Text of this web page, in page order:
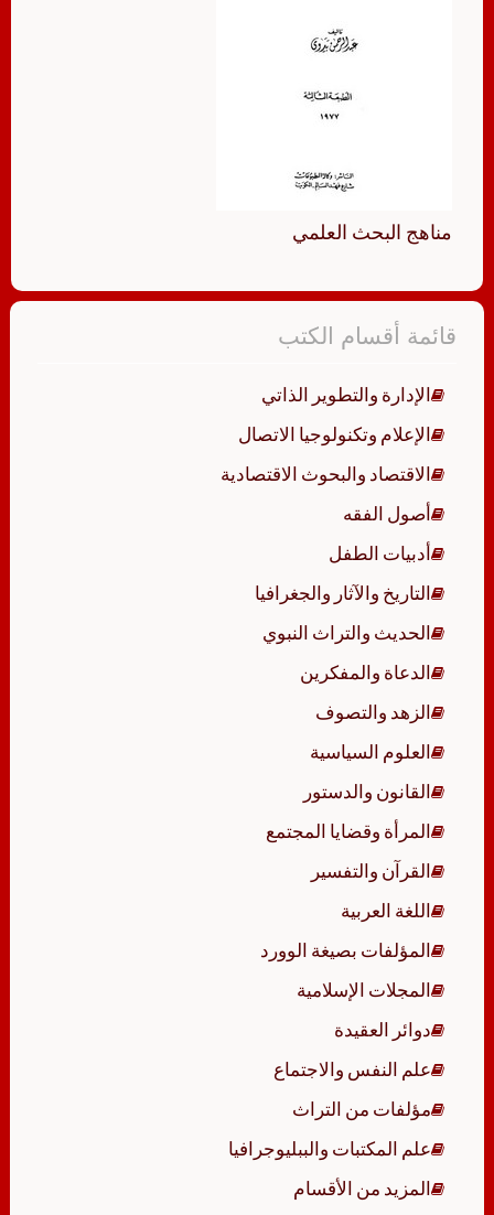
مناهج البحث العلمي
قائمة أقسام الكتب
الإدارة والتطوير الذاتي
الإعلام وتكنولوجيا الاتصال
الاقتصاد والبحوث الاقتصادية
أصول الفقه
أدبيات الطفل
التاريخ والآثار والجغرافيا
الحديث والتراث النبوي
الدعاة والمفكرين
الزهد والتصوف
العلوم السياسية
القانون والدستور
المرأة وقضايا المجتمع
القرآن والتفسير
اللغة العربية
المؤلفات بصيغة الوورد
المجلات الإسلامية
دوائر العقيدة
علم النفس والاجتماع
مؤلفات من التراث
علم المكتبات والببليوجرافيا
المزيد من الأقسام